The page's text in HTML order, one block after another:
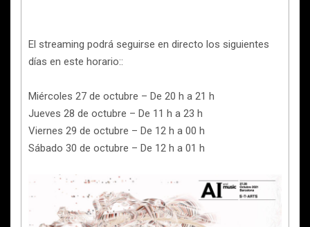
El streaming podrá seguirse en directo los siguientes
días en este horario::
Miércoles 27 de octubre – De 20 h a 21 h
Jueves 28 de octubre – De 11 h a 23 h
Viernes 29 de octubre – De 12 h a 00 h
Sábado 30 de octubre – De 12 h a 01 h